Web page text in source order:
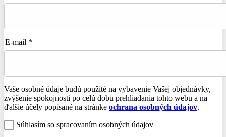
E-mail *
Vaše osobné údaje budú použité na vybavenie Vašej objednávky,
zvýšenie spokojnosti po celú dobu prehliadania tohto webu a na
ďalšie účely popísané na stránke ochrana osobných údajov.
Súhlasím so spracovaním osobných údajov